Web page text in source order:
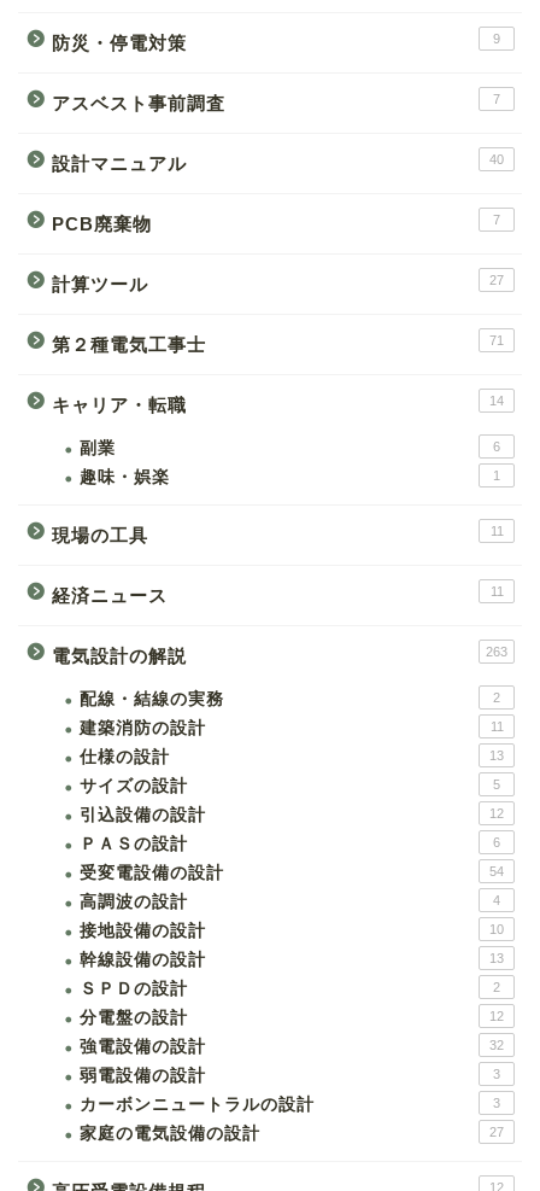
防災・停電対策 9
アスベスト事前調査 7
設計マニュアル 40
PCB廃棄物 7
計算ツール 27
第２種電気工事士 71
キャリア・転職 14
副業 6
趣味・娯楽 1
現場の工具 11
経済ニュース 11
電気設計の解説 263
配線・結線の実務 2
建築消防の設計 11
仕様の設計 13
サイズの設計 5
引込設備の設計 12
ＰＡＳの設計 6
受変電設備の設計 54
高調波の設計 4
接地設備の設計 10
幹線設備の設計 13
ＳＰＤの設計 2
分電盤の設計 12
強電設備の設計 32
弱電設備の設計 3
カーボンニュートラルの設計 3
家庭の電気設備の設計 27
12